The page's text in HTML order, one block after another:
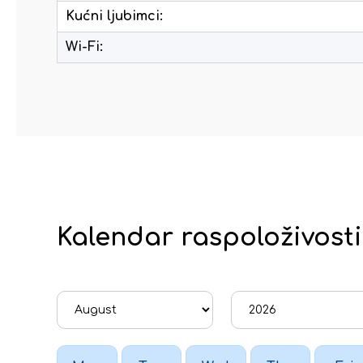
Kućni ljubimci:
Wi-Fi:
Kalendar raspoloživosti